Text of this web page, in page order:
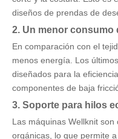
diseños de prendas de
2. Un menor consumo
En comparación con el
menos energía. Los
diseñados para la
componentes de baja
3. Soporte para hilos
Las máquinas Wellknit
orgánicas, lo que permite